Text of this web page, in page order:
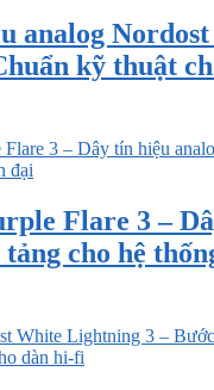
analog Nordost
kỹ thuật
Flare 3 –
tảng cho hệ